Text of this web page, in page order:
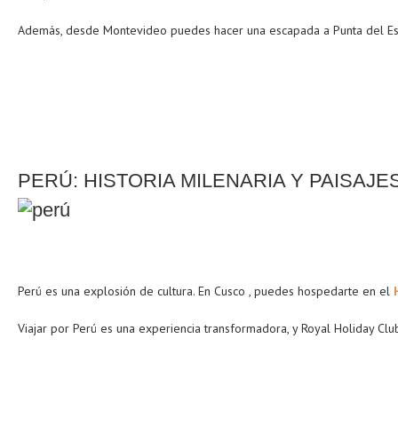
Además, desde Montevideo puedes hacer una escapada a Punta
PERÚ: HISTORIA MILENARIA Y
Perú es una explosión de cultura. En Cusco , puedes hospedarte en el
Viajar por Perú es una experiencia transformadora, y Royal Holiday